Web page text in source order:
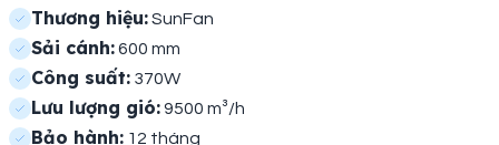
Thương hiệu:SunFan
Sải cánh:600 mm
Công suất: 370W
Lưu lượng gió:9500 m³/h
Bảo hành: 12 tháng